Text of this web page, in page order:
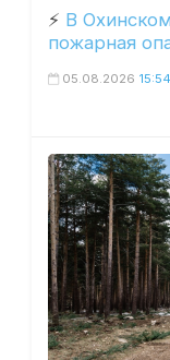
⚡️ В
пожарная
05.08.2026 15:54